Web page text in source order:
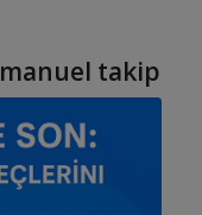
manuel takip